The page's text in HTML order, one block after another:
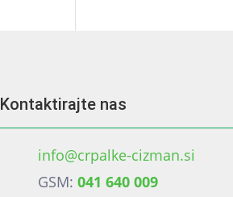
Kontaktirajte nas
info@crpalke-cizman.si
GSM:041 640 009